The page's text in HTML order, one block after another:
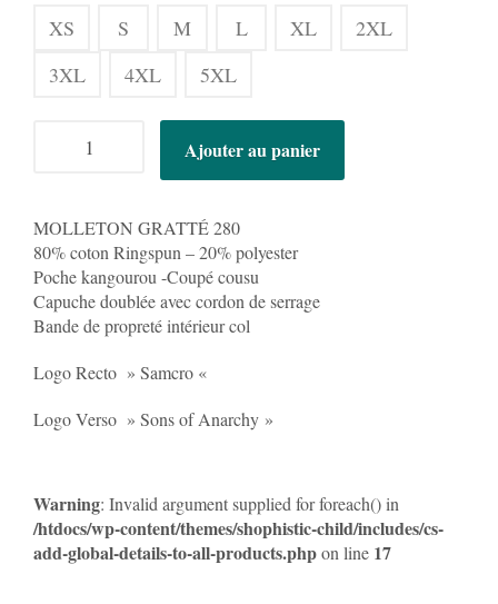
XS S M L XL
2XL
3XL
4XL 5XL
Capuche
-
Samcro
Sons
of
Ajouter au panier
MOLLETON GRATTÉ 280
80% coton Ringspun – 20% polyester
Poche kangourou -Coupé cousu
Capuche doublée avec cordon de serrage
Bande de propreté intérieur col
Logo Recto » Samcro «
Logo Verso » Sons of Anarchy »
Warning: Invalid argument supplied for foreach() in
/htdocs/wp-content/themes/shophistic-child/includes/cs-
add-global-details-to-all-products.phpon line 17